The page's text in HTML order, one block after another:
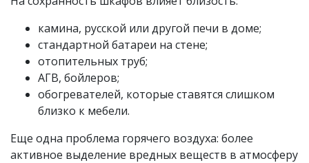
камина, русской или другой печи в доме;
стандартной батареи на стене;
отопительных труб;
АГВ, бойлеров;
обогревателей, которые ставятся слишком
близко к мебели.
Еще одна проблема горячего воздуха: более
активное выделение вредных веществ в атмосферу